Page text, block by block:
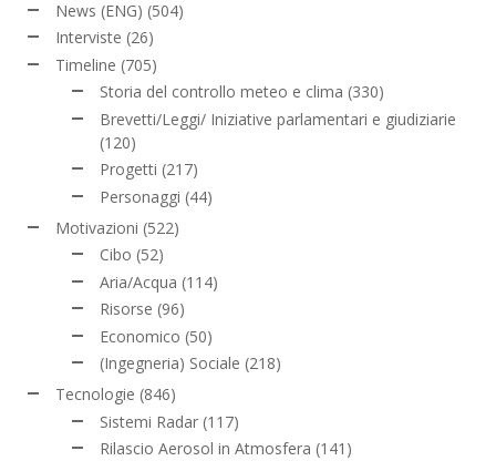
News (ENG) (504)
Interviste (26)
Timeline (705)
Storia del controllo meteo e clima (330)
Brevetti/Leggi/ Iniziative parlamentari e giudiziarie
(120)
Progetti (217)
Personaggi (44)
Motivazioni (522)
Cibo (52)
Aria/Acqua (114)
Risorse (96)
Economico (50)
(Ingegneria) Sociale (218)
Tecnologie (846)
Sistemi Radar (117)
Rilascio Aerosol in Atmosfera (141)